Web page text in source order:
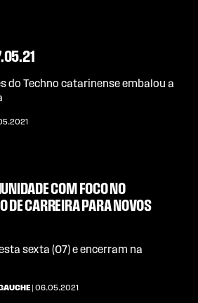
do Techno catarinense embalou a
COM FOCO NO
DE CARREIRA PARA NOVOS
sexta (07) e encerram na
| 06.05.2021